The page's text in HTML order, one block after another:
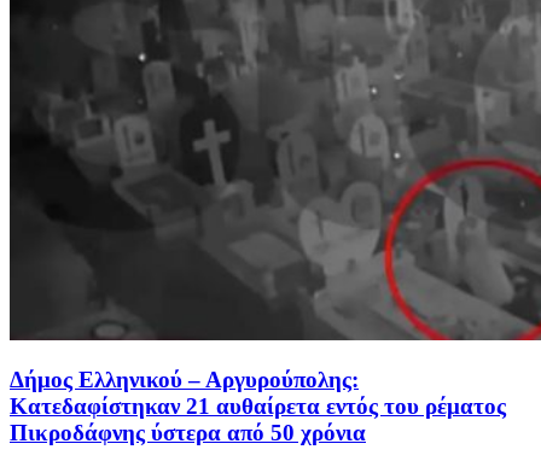
Δήμος Ελληνικού – Αργυρούπολης:
Κατεδαφίστηκαν 21 αυθαίρετα εντός του ρέματος
Πικροδάφνης ύστερα από 50 χρόνια